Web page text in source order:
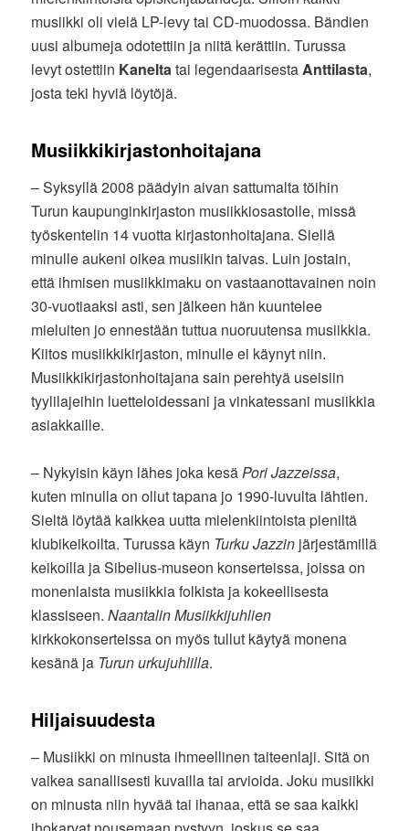
musiikki oli vielä LP-levy tai CD-muodossa. Bändien
uusi albumeja odotettiin ja niitä kerättiin. Turussa
levyt ostettiin Kanelta tai legendaarisesta Anttilasta,
josta teki hyviä löytöjä.
Musiikkikirjastonhoitajana
– Syksyllä 2008 päädyin aivan sattumalta töihin
Turun kaupunginkirjaston musiikkiosastolle, missä
työskentelin 14 vuotta kirjastonhoitajana. Siellä
minulle aukeni oikea musiikin taivas. Luin jostain,
että ihmisen musiikkimaku on vastaanottavainen noin
30-vuotiaaksi asti, sen jälkeen hän kuuntelee
mieluiten jo ennestään tuttua nuoruutensa musiikkia.
Kiitos musiikkikirjaston, minulle ei käynyt niin.
Musiikkikirjastonhoitajana sain perehtyä useisiin
tyylilajeihin luetteloidessani ja vinkatessani musiikkia
asiakkaille.
– Nykyisin käyn lähes joka kesäPori Jazzeissa,
kuten minulla on ollut tapana jo 1990-luvulta lähtien.
Sieltä löytää kaikkea uutta mielenkiintoista pieniltä
klubikeikoilta. Turussa käyn Turku Jazzin järjestämillä
keikoilla ja Sibelius-museon konserteissa, joissa on
monenlaista musiikkia folkista ja kokeellisesta
klassiseen.Naantalin Musiikkijuhlien
kirkkokonserteissa on myös tullut käytyä monena
kesänä ja Turun urkujuhlilla.
Hiljaisuudesta
– Musiikki on minusta ihmeellinen taiteenlaji. Sitä on
vaikea sanallisesti kuvailla tai arvioida. Joku musiikki
on minusta niin hyvää tai ihanaa, että se saa kaikki